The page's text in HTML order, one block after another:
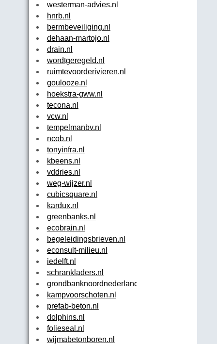
westerman-advies.nl
hnrb.nl
bermbeveiliging.nl
dehaan-martojo.nl
drain.nl
wordtgeregeld.nl
ruimtevoorderivieren.nl
goulooze.nl
hoekstra-gww.nl
tecona.nl
vcw.nl
tempelmanbv.nl
ncob.nl
tonyinfra.nl
kbeens.nl
vddries.nl
weg-wijzer.nl
cubicsquare.nl
kardux.nl
greenbanks.nl
ecobrain.nl
begeleidingsbrieven.nl
econsult-milieu.nl
iedelft.nl
schrankladers.nl
grondbanknoordnederland.nl
kampvoorschoten.nl
prefab-beton.nl
dolphins.nl
folieseal.nl
wijmabetonboren.nl